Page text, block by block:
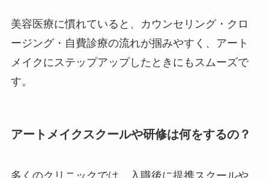
美容医療に慣れていると、カウンセリング・クロ
ージング・自費診療の流れが掴みやすく、アート
メイクにステップアップしたときにもスムーズで
す。
アートメイクスクールや研修は何をするの？